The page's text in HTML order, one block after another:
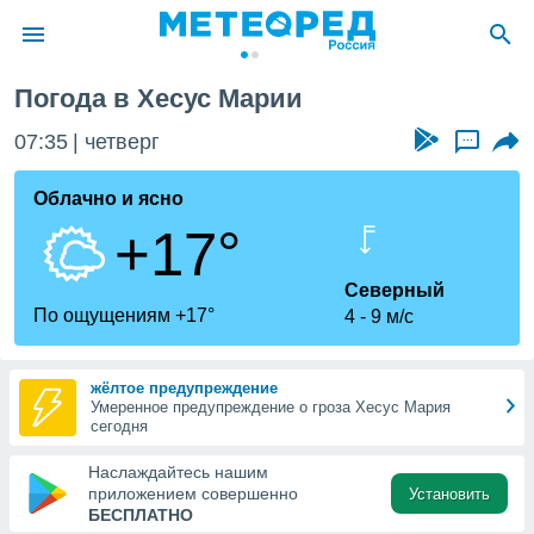
о
Вы можете
к этому
доступ
Погода в Хесус Марии
07:35 четверг ...
Облачно и ясно
+17°
По ощущениям +17°
Северный
4
9 м/с
жёлтое предупреждение
Умеренное предупреждение о гроза Хесус Мария
сегодня
Наслаждайтесь нашим
приложением совершенно
БЕСПЛАТНО
Установить